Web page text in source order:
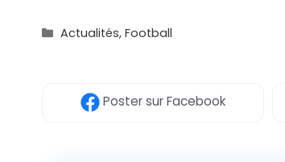
Catégories
Actualités,Football
Postersur Facebook